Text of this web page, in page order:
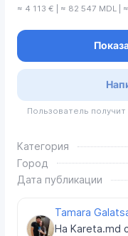
≈ 4 113 € | ≈ 82 547 MDL |
Пользователь
Категория
Город
Дата публикации
Tamara
На Kareta.md